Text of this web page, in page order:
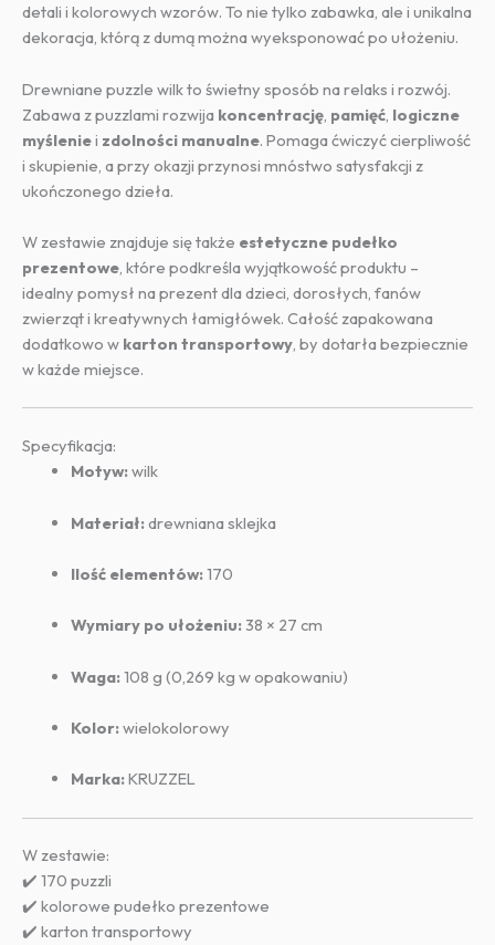
detali i kolorowych wzorów. To nie tylko zabawka, ale i unikalna
dekoracja, którą z dumą można wyeksponować po ułożeniu.
Drewniane puzzle wilk to świetny sposób na relaks i rozwój.
Zabawa z puzzlami rozwija koncentrację pamięć logiczne
myśleniei zdolności manualne. Pomaga ćwiczyć cierpliwość
i skupienie, a przy okazji przynosi mnóstwo satysfakcji z
ukończonego dzieła.
W zestawie znajduje się także estetyczne pudełko
prezentowe, które podkreśla wyjątkowość produktu –
idealny pomysł na prezent dla dzieci, dorosłych, fanów
zwierząt i kreatywnych łamigłówek. Całość zapakowana
dodatkowo w karton transportowy, by dotarła bezpiecznie
w każde miejsce.
Specyfikacja:
Motyw:wilk
Materiał:drewniana sklejka
Ilość elementów:170
Wymiary po ułożeniu:38 × 27 cm
Waga:108 g (0,269 kg w opakowaniu)
Kolor:wielokolorowy
Marka:KRUZZEL
W zestawie:
✔️ 170 puzzli
✔️ kolorowe pudełko prezentowe
✔️ karton transportowy